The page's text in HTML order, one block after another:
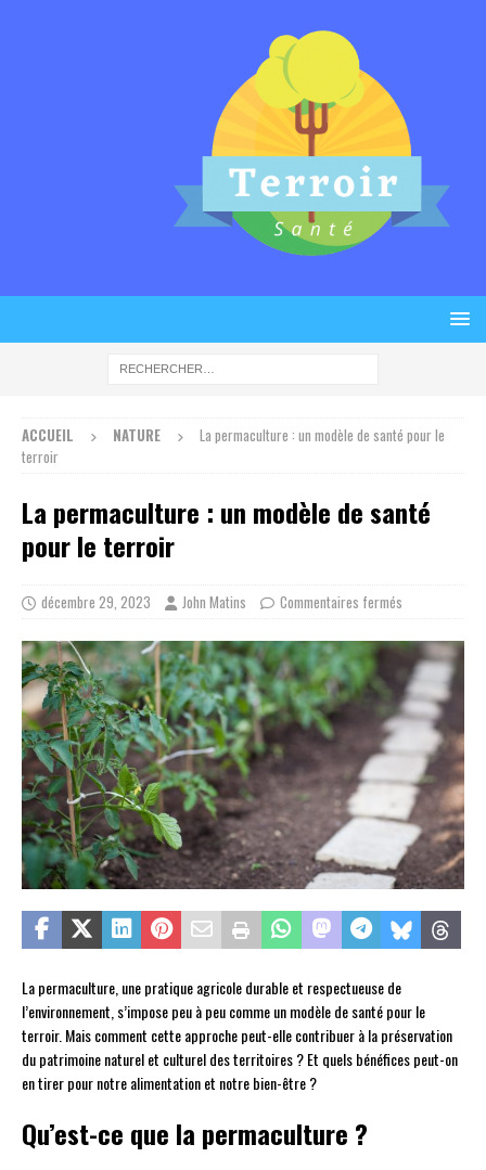
ACCUEIL NATURE
La permaculture : un modèle de santé pour le
terroir
La permaculture : un modèle de santé
pour le terroir
décembre 29, 2023 John Matins Commentaires fermés
La permaculture, une pratique agricole durable et respectueuse de
l’environnement, s’impose peu à peu comme un modèle de santé pour le
terroir. Mais comment cette approche peut-elle contribuer à la préservation
du patrimoine naturel et culturel des territoires ? Et quels bénéfices peut-on
en tirer pour notre alimentation et notre bien-être ?
Qu’est-ce que la permaculture ?